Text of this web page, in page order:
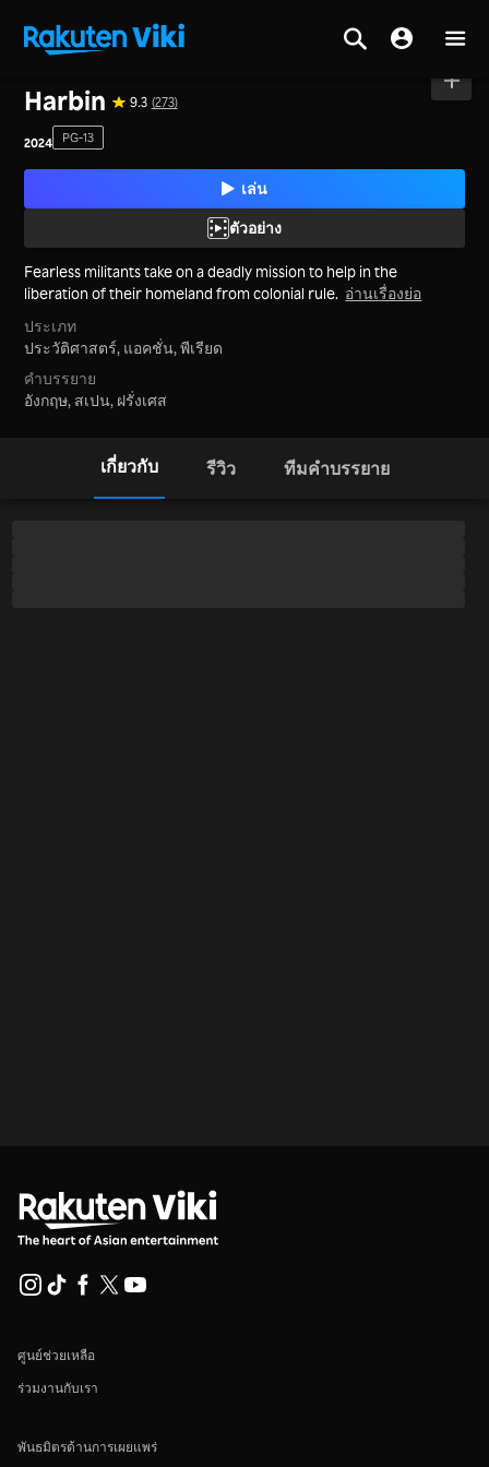
Harbin 9.3 (273)
2024 PG-13
เล่น
ตัวอย่าง
Fearless militants take on a deadly mission to help in the
liberation of their homeland from colonial rule. อ่านเรื่องย่อ
ประเภท
ประวัติศาสตร์, แอคชั่น,พีเรียด
คำบรรยาย
อังกฤษ, สเปน, ฝรั่งเศส
เกี่ยวกับ รีวิว ทีมคำบรรยาย
ศูนย์ช่วยเหลือ
ร่วมงานกับเรา
พันธมิตรด้านการเผยแพร่